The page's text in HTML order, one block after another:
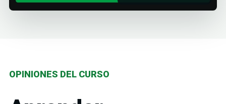
OPINIONES DEL CURSO